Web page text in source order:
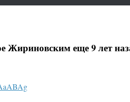
Жириновским еще 9 лет